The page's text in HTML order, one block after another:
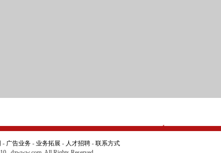
- 广告业务 - 业务拓展 - 人才招聘 - 联系方式